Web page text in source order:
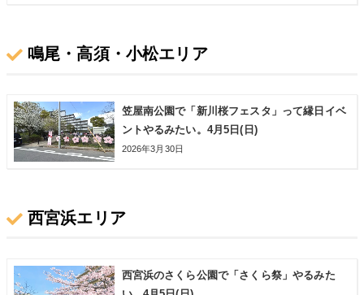
鳴尾・高須・小松エリア
笠屋南公園で「新川桜フェスタ」って縁日イベ
ントやるみたい。4月5日(日)
2026年3月30日
西宮浜エリア
西宮浜のさくら公園で「さくら祭」やるみた